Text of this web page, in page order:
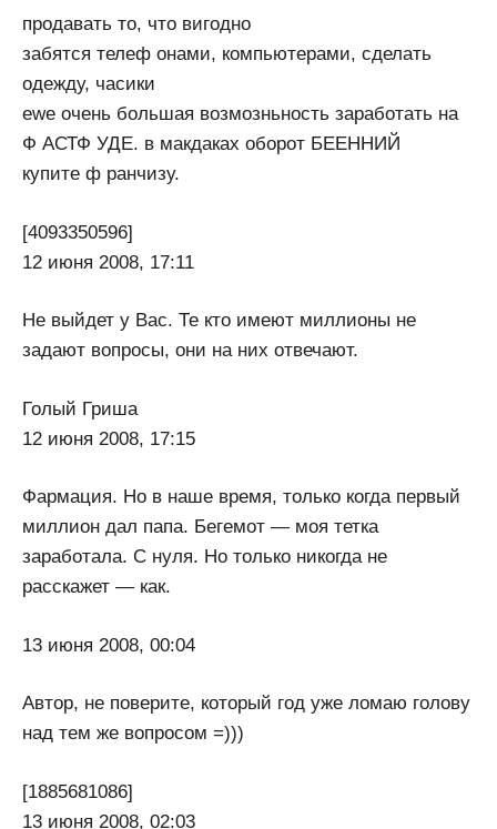
продавать то, что вигодно
забятся телеф онами, компьютерами, сделать
одежду, часики
еwе очень большая возмозньность заработать на
Ф АСТФ УДЕ. в макдаках оборот БЕЕННИЙ
купите ф ранчизу.
[4093350596]
12 июня 2008, 17:11
Не выйдет у Вас. Те кто имеют миллионы не
задают вопросы, они на них отвечают.
Голый Гриша
12 июня 2008, 17:15
Фармация. Но в наше время, только когда первый
миллион дал папа. Бегемот — моя тетка
заработала. С нуля. Но только никогда не
расскажет — как.
13 июня 2008, 00:04
Автор, не поверите, который год уже ломаю голову
над тем же вопросом =)))
[1885681086]
13 июня 2008, 02:03